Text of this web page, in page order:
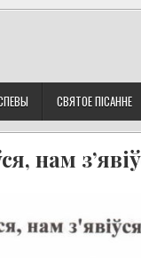
СВЯТОЕ ПІСАННЕ
нам